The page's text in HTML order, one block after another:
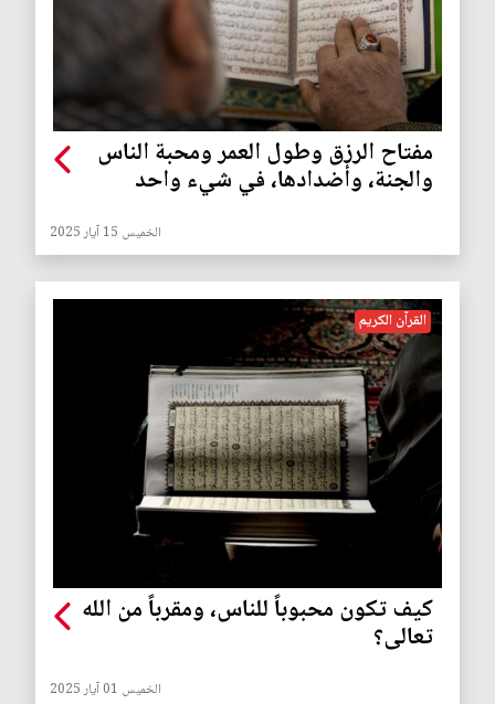
مفتاح الرزق وطول العمر ومحبة الناس
والجنة، وأضدادها، في شيء واحد
الخميس 15 آيار 2025
القرآن الكريم
كيف تكون محبوباً للناس، ومقرباً من الله
تعالى؟
الخميس 01 آيار 2025